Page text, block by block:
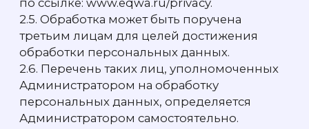
уникальные для каждого Пользователя
(адрес электронной почты) и пароль
2.11. После предоставления необходимой,
достоверной и актуальной информации
для формирования профиля
Пользователю необходимо подтвердить
регистрацию путем выражения своего
желания через нажатие на ссылку
отправленном на указанную